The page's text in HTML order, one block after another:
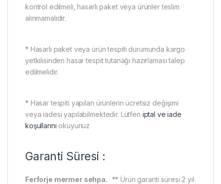
kontrol edilmeli, hasarlı paket veya ürünler teslim
alınmamalıdır.
* Hasarlı paket veya ürün tespiti durumunda kargo
yetkilisinden hasar tespit tutanağı hazırlaması talep
edilmelidir.
* Hasar tespiti yapılan ürünlerin ücretsiz değişimi
veya iadesi yapılabilmektedir. Lütfen iptal ve iade
koşullarını okuyunuz
Garanti Süresi :
Ferforje mermer sehpa. ** Ürün garanti süresi 2 yıl